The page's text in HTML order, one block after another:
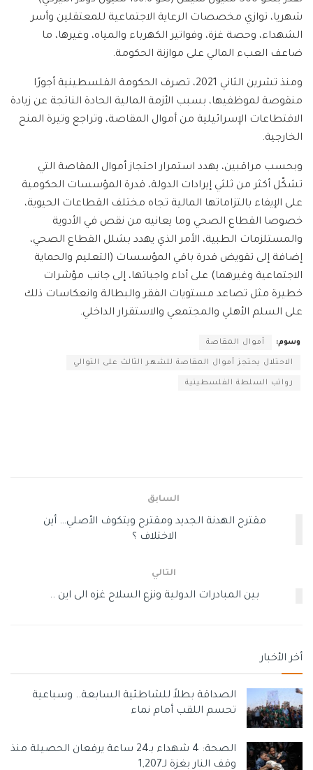
شهريا، توازي مخصصات الرعاية الاجتماعية للمعتقلين وأسر
الشهداء، وحصة غزة، وفواتير الكهرباء والمياه، وغيرها، ما
ضاعف العبء المالي على موازنة الحكومة.
ومنذ تشرين الثاني 2021، تصرف الحكومة الفلسطينية أجورًا
منقوصة لموظفيها، بسبب الأزمة المالية الحادة الناتجة عن زيادة
الاقتطاعات الإسرائيلية من أموال المقاصة، وتراجع وتيرة المنح
الخارجية.
وبحسب مراقبين، يهدد استمرار احتجاز أموال المقاصة التي
تشكّل أكثر من ثلثي إيرادات الدولة، قدرة المؤسسات الحكومية
على الإيفاء بالتزاماتها المالية تجاه مختلف القطاعات الحيوية،
خصوصا القطاع الصحي وما يعانيه من نقص في الأدوية
والمستلزمات الطبية، الأمر الذي يهدد بشلل القطاع الصحي،
إضافة إلى تقويض قدرة باقي المؤسسات (التعليم والحماية
الاجتماعية وغيرهما) على أداء واجباتها، إلى جانب مؤشرات
خطيرة مثل تصاعد مستويات الفقر والبطالة وانعكاسات ذلك
على السلم الأهلي والمجتمعي والاستقرار الداخلي.
وسوم: أموال المقاصة
الاحتلال يحتجز أموال المقاصة للشهر الثالث على التوالي
رواتب السلطة الفلسطينية
السابق
مقترح الهدنة الجديد ومقترح ويتكوف الأصلي… أين
الاختلاف ؟
التالي
بين المبادرات الدولية ونزع السلاح غزه الى اين ..
أخر الأخبار
الصداقة بطلاً للشاطئية السابعة.. وسباعية
تحسم اللقب أمام نماء
الصحة: 4 شهداء بـ24 ساعة يرفعان الحصيلة منذ
وقف النار بغزة لـ1,207